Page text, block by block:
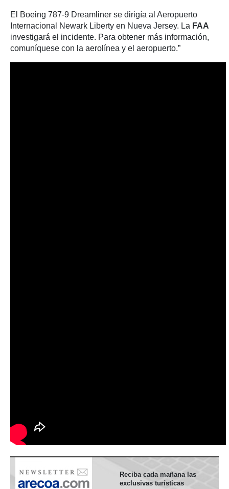
El Boeing 787-9 Dreamliner se dirigía al Aeropuerto
Internacional Newark Liberty en Nueva Jersey. La FAA
investigará el incidente. Para obtener más información,
comuníquese con la aerolínea y el aeropuerto.”
Reciba cada mañana las
exclusivas turísticas